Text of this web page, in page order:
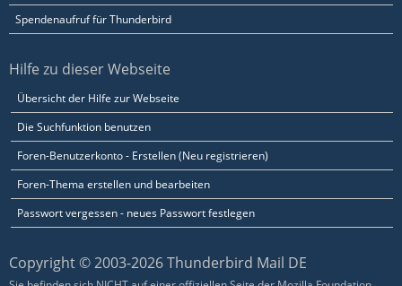
Spendenaufruf für Thunderbird
Hilfe zu dieser Webseite
Übersicht der Hilfe zur Webseite
Die Suchfunktion benutzen
Foren-Benutzerkonto - Erstellen (Neu registrieren)
Foren-Thema erstellen und bearbeiten
Passwort vergessen - neues Passwort festlegen
Copyright © 2003-2026 Thunderbird Mail DE